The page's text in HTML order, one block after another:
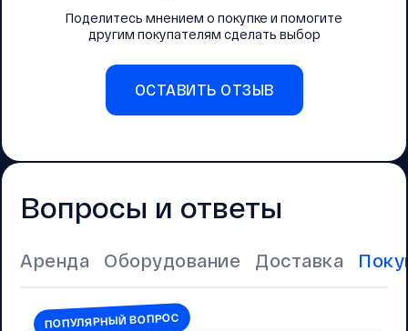
Поделитесь мнением о покупке и помогите
другим покупателям сделать выбор
ОСТАВИТЬ ОТЗЫВ
Вопросы и ответы
Аренда Оборудование Доставка
ПОПУЛЯРНЫЙ ВОПРОС